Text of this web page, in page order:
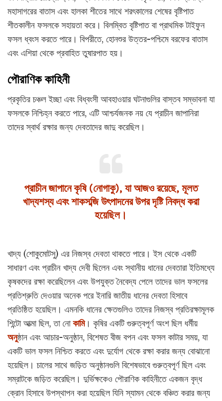
মহাসাগরের বাতাস এবং হালকা শীতের সাথে শরৎকালের শেষের বৃষ্টিপাত
শীতকালীন ফসলকে সহায়তা করে। বিলম্বিত বৃষ্টিপাত বা প্রাথমিক টাইফুন
ফসল ধ্বংস করতে পারে। বিপরীতে, হোনশুর উত্তর-পশ্চিমে বরফের বাতাস
এবং এশিয়া থেকে প্রবাহিত তুষারপাত হয়।
পৌরাণিক কাহিনী
প্রকৃতির চঞ্চল ইচ্ছা এবং বিধ্বংসী আবহাওয়ার ঘটনাগুলির বাস্তব সম্ভাবনা যা
ফসলকে নিশ্চিহ্ন করতে পারে, এটি আশ্চর্যজনক নয় যে প্রাচীন জাপানিরা
তাদের স্বার্থ রক্ষার জন্য দেবতাদের জাদু করেছিল।
প্রাচীন জাপানে কৃষি (নোগাকু), যা আজও রয়েছে, মূলত
খাদ্যশস্য এবং শাকসব্জি উৎপাদনের উপর দৃষ্টি নিবদ্ধ করা
হয়েছিল।
খাদ্য (শোকুমোটসু) এর নিজস্ব দেবতা থাকতে পারে। ইস থেকে একটি
সাধারণ এবং প্রাচীন খাদ্য দেবী ছিলেন এবং স্থানীয় ধানের দেবতারা ইতিমধ্যে
কৃষকদের রক্ষা করেছিলেন এবং উপযুক্ত নৈবেদ্য পেলে তাদের ভাল ফসলের
প্রতিশ্রুতি দেওয়ার অনেক পরে ইনারি জাতীয় ধানের দেবতা হিসাবে
প্রতিষ্ঠিত হয়েছিল। এমনকি ধানের ক্ষেতগুলিও তাদের নিজস্ব প্রতিরক্ষামূলক
শিন্টো আত্মা ছিল, তা নোকামি। কৃষির একটি গুরুত্বপূর্ণ অংশ ছিল ধর্মীয়
অনুষ্ঠান এবং আচার-অনুষ্ঠান, বিশেষত বীজ বপন এবং ফসল কাটার সময়, যা
একটি ভাল ফসল নিশ্চিত করতে এবং দুর্যোগ থেকে রক্ষা করার জন্য বোঝানো
হয়েছিল। চালের সাথে জড়িত অনুষ্ঠানগুলি বিশেষভাবে গুরুত্বপূর্ণ ছিল এবং
সম্রাটকে জড়িত করেছিল। দুর্ভিক্ষকেও পৌরাণিক কাহিনীতে একজন বৃদ্ধ
ক্রোন হিসাবে উপস্থাপন করা হয়েছিল যিনি স্যামন থেকে বঞ্চিত করার জন্য